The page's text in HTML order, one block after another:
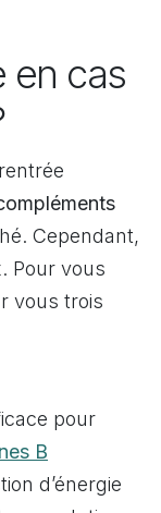
en cas
Cependant,
Pour vous
vous trois
pour
B
d’énergie